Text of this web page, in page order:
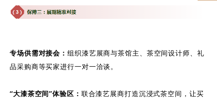
专场供需对接会： 组织漆艺展商与茶馆主、茶空间设计师、礼
品采购商等买家进行一对一洽谈。
“大漆茶空间”体验区： 联合漆艺展商打造沉浸式茶空间，让买